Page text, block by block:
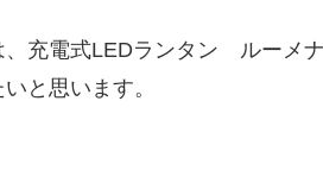
、充電式LEDランタン ルーメ
と思います。